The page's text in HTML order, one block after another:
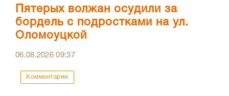
Пятерых волжан осудили за
бордель с подростками на ул.
Оломоуцкой
06.08.202609:37
Комментарии